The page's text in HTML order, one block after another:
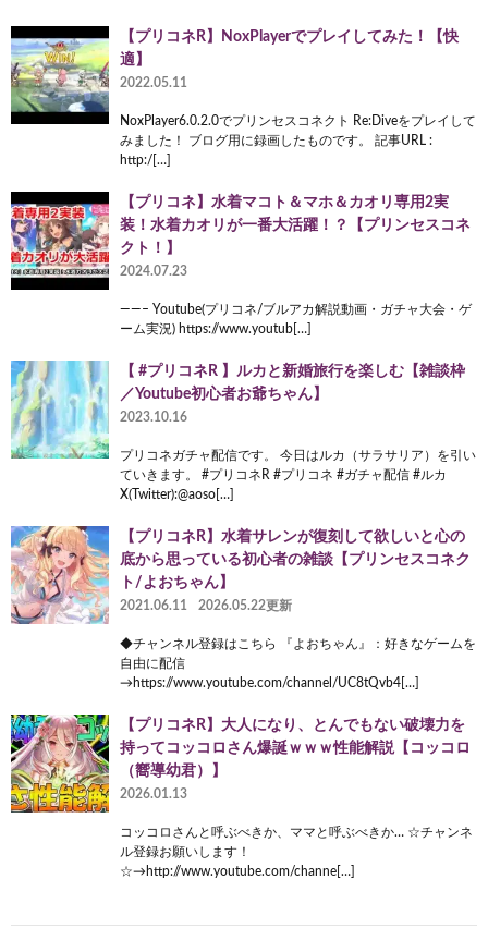
【プリコネR】NoxPlayerでプレイしてみた！【快
適】
2022.05.11
NoxPlayer6.0.2.0でプリンセスコネクト Re:Diveをプレイして
みました！ ブログ用に録画したものです。 記事URL :
http:/[…]
【プリコネ】水着マコト＆マホ＆カオリ専用2実
装！水着カオリが一番大活躍！？【プリンセスコネ
クト！】
2024.07.23
——– Youtube(プリコネ/ブルアカ解説動画・ガチャ大会・ゲ
ーム実況) https://www.youtub[…]
【 #プリコネR 】ルカと新婚旅行を楽しむ【雑談枠
／Youtube初心者お爺ちゃん】
2023.10.16
プリコネガチャ配信です。 今日はルカ（サラサリア）を引い
ていきます。 #プリコネR #プリコネ #ガチャ配信 #ルカ
X(Twitter):@aoso[…]
【プリコネR】水着サレンが復刻して欲しいと心の
底から思っている初心者の雑談【プリンセスコネク
ト/よおちゃん】
2021.06.11 2026.05.22更新
◆チャンネル登録はこちら 『よおちゃん』：好きなゲームを
自由に配信
→https://www.youtube.com/channel/UC8tQvb4[…]
【プリコネR】大人になり、とんでもない破壊力を
持ってコッコロさん爆誕ｗｗｗ性能解説【コッコロ
（嚮導幼君）】
2026.01.13
コッコロさんと呼ぶべきか、ママと呼ぶべきか… ☆チャンネ
ル登録お願いします！
☆→http://www.youtube.com/channe[…]